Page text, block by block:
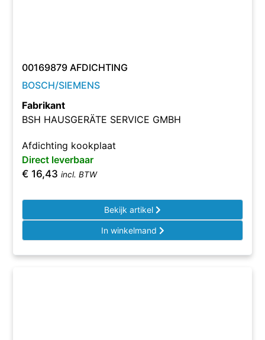
00169879 AFDICHTING
BOSCH/SIEMENS
Fabrikant
BSH HAUSGERÄTE SERVICE GMBH
Afdichting kookplaat
Direct leverbaar
€ 16,43 incl. BTW
Bekijk artikel
In winkelmand